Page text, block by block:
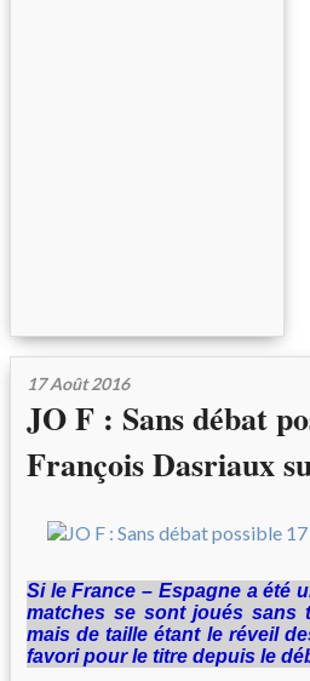
17 Août 2016
JO F : Sans débat
François Dasriaux
Si le France – Espagne a été
matches se sont joués sans
mais de taille étant le réveil
favori pour le titre depuis le